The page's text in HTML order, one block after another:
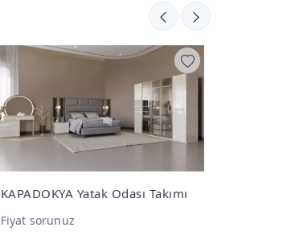
OYLAT Yatak Odası Takımı
Fiyat sorunuz